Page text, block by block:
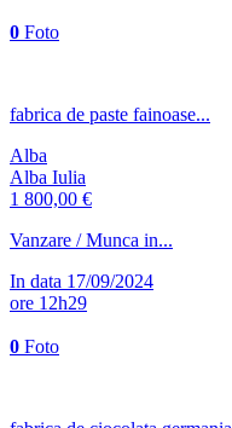
0 Foto
fabrica de paste fainoase...
Alba
Alba Iulia
1 800,00 €
Vanzare / Munca in...
In data 17/09/2024
ore 12h29
0 Foto